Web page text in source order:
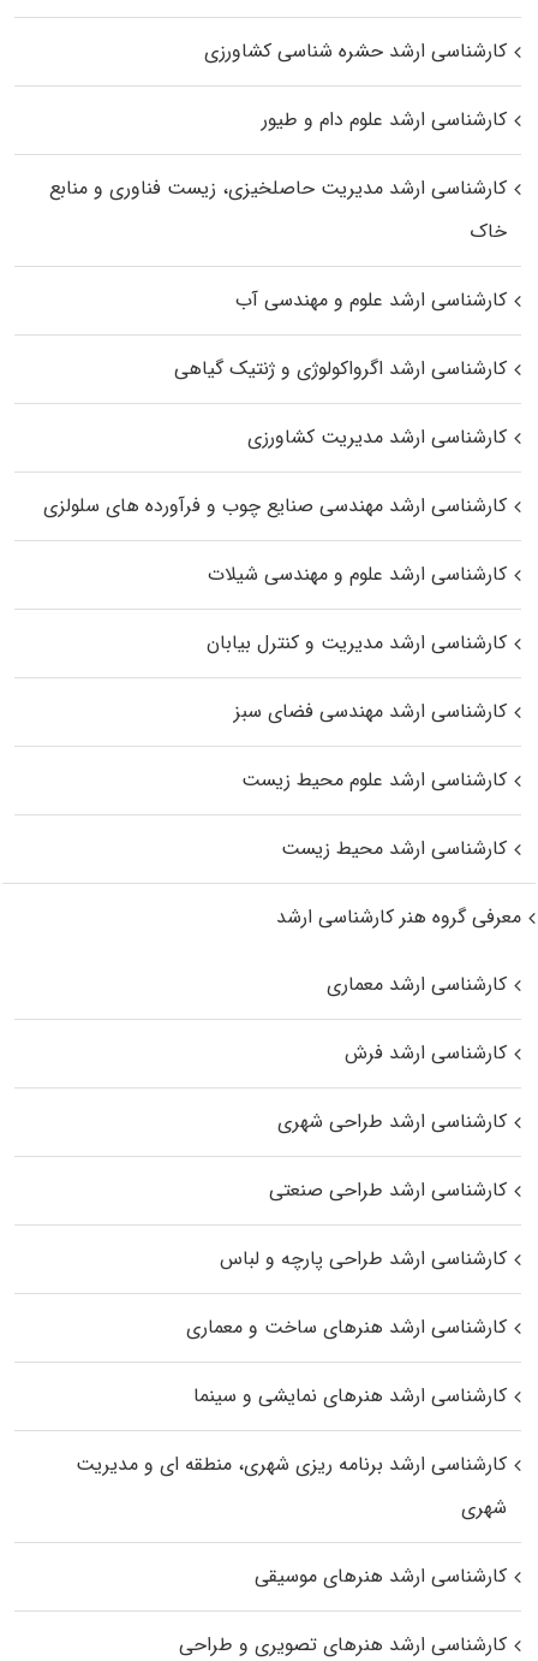
کارشناسی ارشد حشره‌ شناسی کشاورزی
کارشناسی ارشد علوم دام و طیور
کارشناسی ارشد مدیریت حاصلخیزی، زیست فناوری و منابع
خاک
کارشناسی ارشد علوم و مهندسی آب
کارشناسی ارشد اگرواکولوژی و ژنتیک گیاهی
کارشناسی ارشد مدیریت کشاورزی
کارشناسی ارشد مهندسی صنایع چوب و فرآورده‌ های سلولزی
کارشناسی ارشد علوم و مهندسی شیلات
کارشناسی ارشد مدیریت و کنترل بیابان
کارشناسی ارشد مهندسی فضای سبز
کارشناسی ارشد علوم محیط‌ زیست
کارشناسی ارشد محیط زیست
معرفی گروه هنر کارشناسی ارشد
کارشناسی ارشد معماری
کارشناسی ارشد فرش
کارشناسی ارشد طراحی شهری
کارشناسی ارشد طراحی صنعتی
کارشناسی ارشد طراحی پارچه و لباس
کارشناسی ارشد هنرهای ساخت و معماری
کارشناسی ارشد هنرهای نمایشی و سینما
کارشناسی ارشد برنامه ریزی شهری، منطقه‌ ای و مدیریت
شهری
کارشناسی ارشد هنرهای موسیقی
کارشناسی ارشد هنرهای تصویری و طراحی